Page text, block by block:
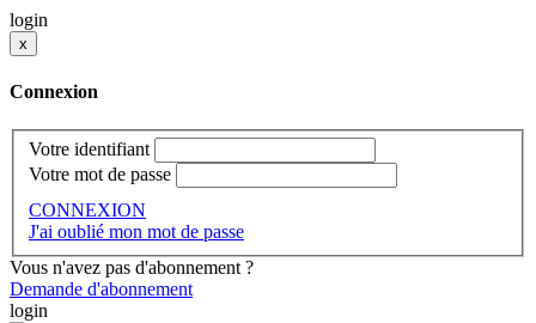
login
x
Connexion
Votre identifiant
Votre mot de passe
CONNEXION
J'ai oublié mon mot de passe
Vous n'avez pas d'abonnement ?
Demande d'abonnement
login